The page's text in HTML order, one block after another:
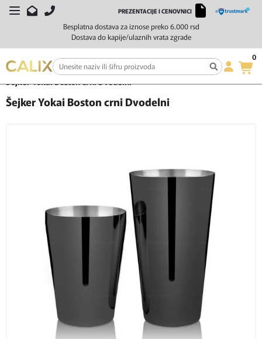
Besplatna dostava za iznose preko 6.000 rsd
Dostava do kapije/ulaznih vrata zgrade
PREZENTACIJE I CENOVNICI
0
Početna Čaše i barska oprema
Šejkeri
Šejker Yokai Boston crni Dvodelni
Šejker Yokai Boston crni Dvodelni